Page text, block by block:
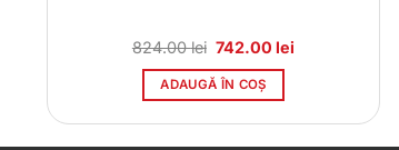
824.00lei Prețul
a
fost:
742.00lei
ADAUGĂ ÎN COȘ